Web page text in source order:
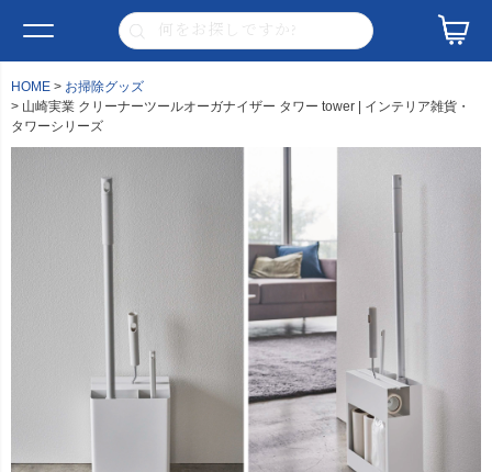
HOME
お掃除グッズ
山崎実業 クリーナーツールオーガナイザー タワー tower | インテリア雑貨・
タワーシリーズ